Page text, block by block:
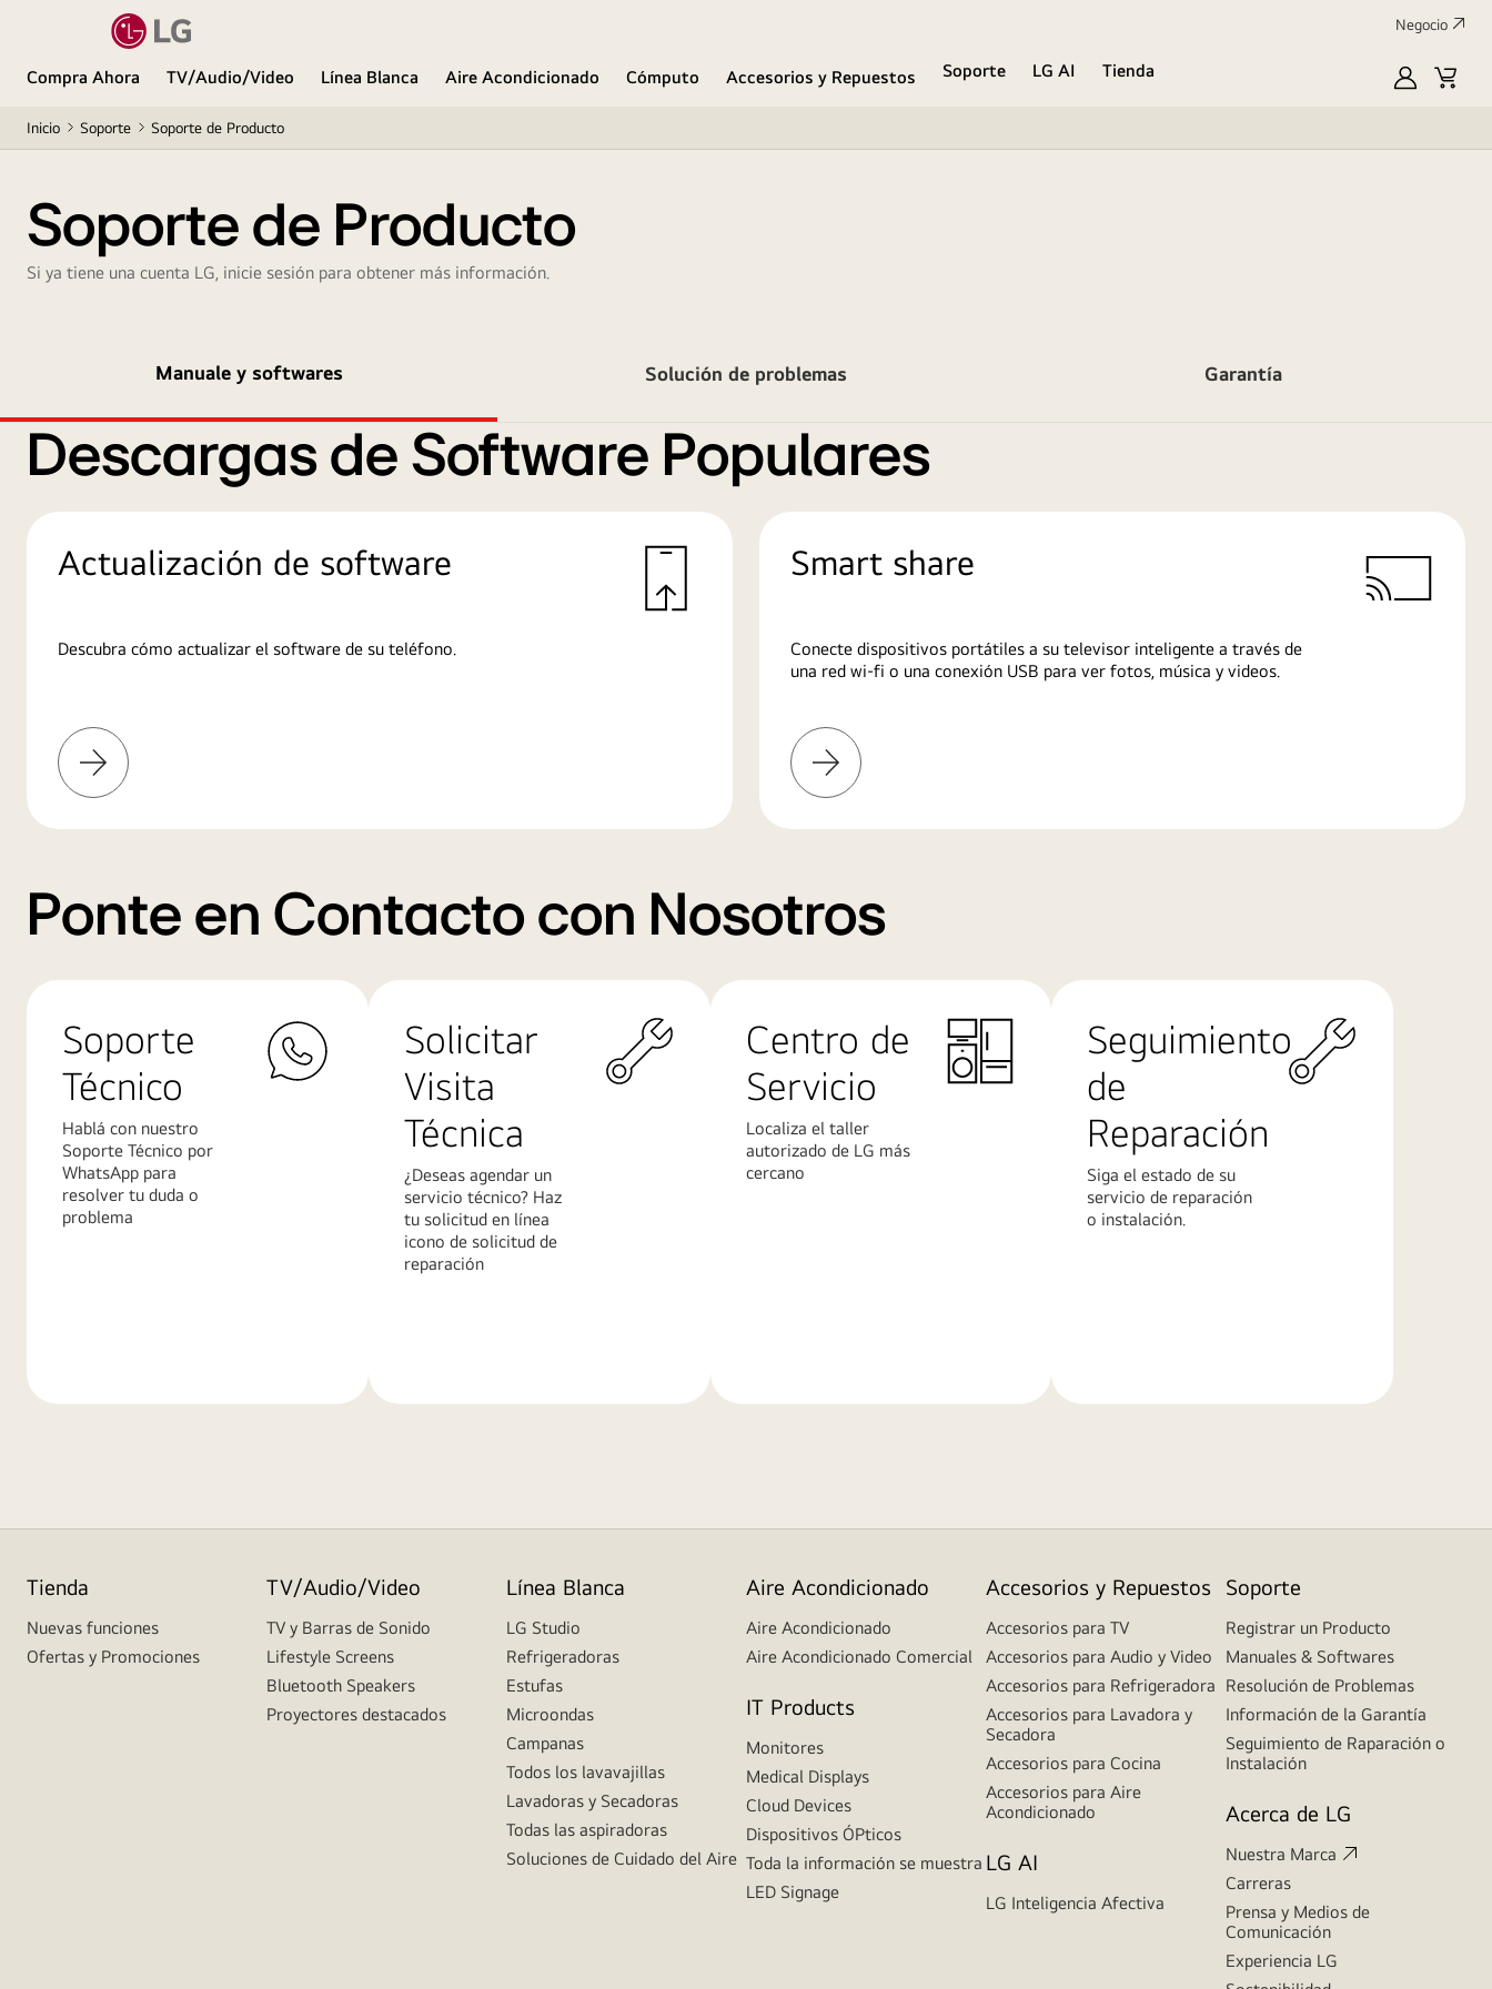
Negocio
Compra Ahora TV/Audio/Video Línea Blanca Aire Acondicionado Cómputo Accesorios y Repuestos Soporte LG AI
Tienda
Mi
Inicio Soporte Soporte de Producto
Soporte de Producto
Si ya tiene una cuenta LG, inicie sesión para obtener más información.
Manuale y softwares Solución de problemas Garantía
Descargas de Software Populares
Actualización de software
Descubra cómo actualizar el software de su teléfono.
Más
información
Smart share
Conecte dispositivos portátiles a su televisor inteligente a través de
una red wi-fi o una conexión USB para ver fotos, música y videos.
Más
información
Ponte en Contacto con Nosotros
Soporte
Técnico
Hablá con nuestro
Soporte Técnico por
WhatsApp para
resolver tu duda o
problema
Solicitar
Visita
Técnica
¿Deseas agendar un
servicio técnico? Haz
tu solicitud en línea
icono de solicitud de
reparación
Centro de
Servicio
Localiza el taller
autorizado de LG más
cercano
Seguimiento
de
Reparación
Siga el estado de su
servicio de reparación
o instalación.
Tienda
Nuevas funciones
Ofertas y Promociones
TV/Audio/Video
TV y Barras de Sonido
Lifestyle Screens
Bluetooth Speakers
Proyectores destacados
Línea Blanca
LG Studio
Refrigeradoras
Estufas
Microondas
Campanas
Todos los lavavajillas
Lavadoras y Secadoras
Todas las aspiradoras
Soluciones de Cuidado del Aire
Aire Acondicionado
Aire Acondicionado
Aire Acondicionado Comercial
IT Products
Monitores
Medical Displays
Cloud Devices
Dispositivos ÓPticos
Toda la información se muestra
LED Signage
Accesorios y Repuestos
Accesorios para TV
Accesorios para Audio y Video
Accesorios para Refrigeradora
Accesorios para Lavadora y
Secadora
Accesorios para Cocina
Accesorios para Aire
Acondicionado
LG AI
LG Inteligencia Afectiva
Soporte
Registrar un Producto
Manuales & Softwares
Resolución de Problemas
Información de la Garantía
Seguimiento de Raparación o
Instalación
Acerca de LG
Nuestra Marca
Carreras
Prensa y Medios de
Comunicación
Experiencia LG